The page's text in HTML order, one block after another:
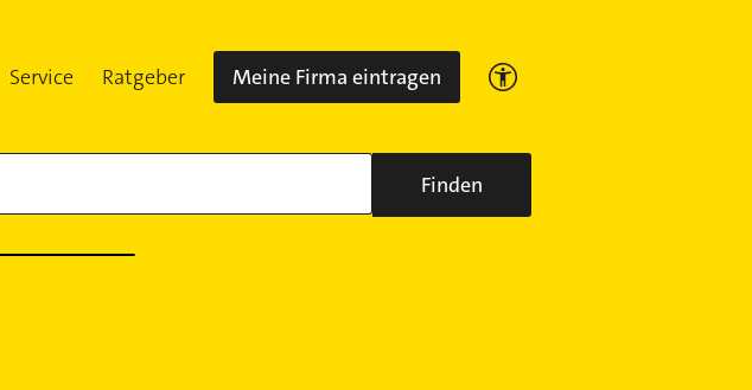
Service Ratgeber Meine Firma eintragen
Finden